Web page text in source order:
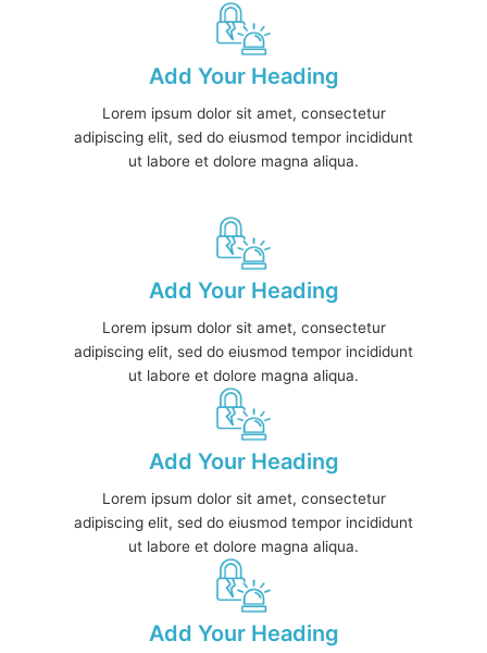
Add Your Heading
Lorem ipsum dolor sit amet, consectetur
adipiscing elit, sed do eiusmod tempor incididunt
ut labore et dolore magna aliqua.
Add Your Heading
Lorem ipsum dolor sit amet, consectetur
adipiscing elit, sed do eiusmod tempor incididunt
ut labore et dolore magna aliqua.
Add Your Heading
Lorem ipsum dolor sit amet, consectetur
adipiscing elit, sed do eiusmod tempor incididunt
ut labore et dolore magna aliqua.
Add Your Heading